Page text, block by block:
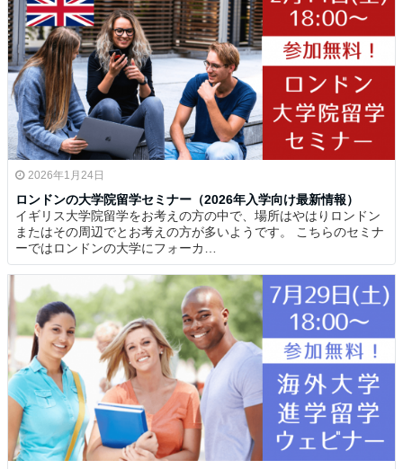
2026年1月24日
ロンドンの大学院留学セミナー（2026年入学向け最新情報）
イギリス大学院留学をお考えの方の中で、場所はやはりロンドン
またはその周辺でとお考えの方が多いようです。 こちらのセミナ
ーではロンドンの大学にフォーカ…